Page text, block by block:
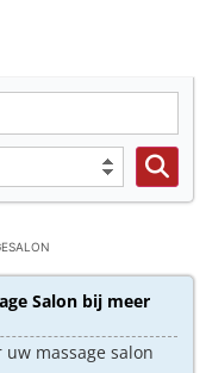
Salon bij meer
massage salon